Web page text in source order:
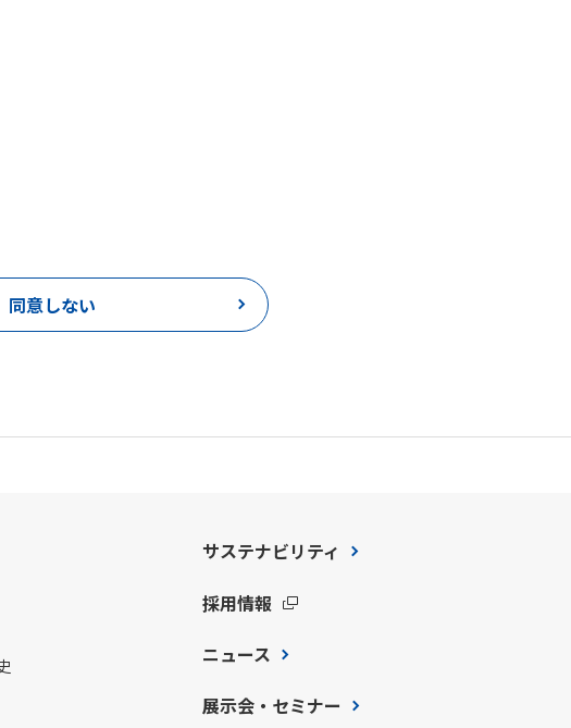
同意しない
サステナビリティ
採用情報
ニュース
展示会・セミナー